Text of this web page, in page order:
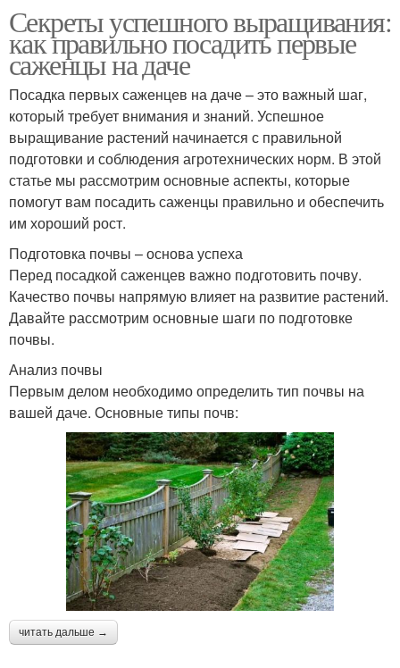
Секреты успешного выращивания:
как правильно посадить первые
саженцы на даче
Посадка первых саженцев на даче – это важный шаг,
который требует внимания и знаний. Успешное
выращивание растений начинается с правильной
подготовки и соблюдения агротехнических норм. В этой
статье мы рассмотрим основные аспекты, которые
помогут вам посадить саженцы правильно и обеспечить
им хороший рост.
Подготовка почвы – основа успеха
Перед посадкой саженцев важно подготовить почву.
Качество почвы напрямую влияет на развитие растений.
Давайте рассмотрим основные шаги по подготовке
почвы.
Анализ почвы
Первым делом необходимо определить тип почвы на
вашей даче. Основные типы почв:
читать дальше →